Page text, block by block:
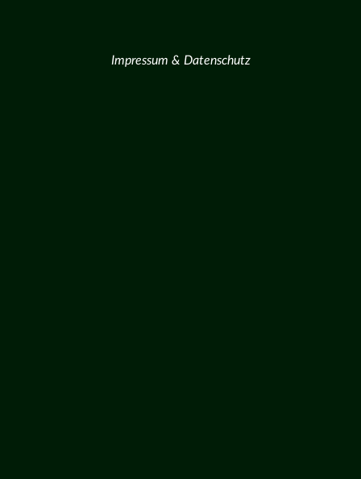
Impressum & Datenschutz